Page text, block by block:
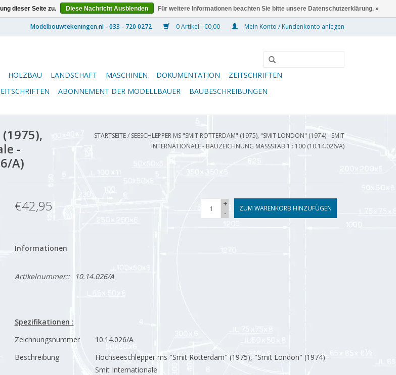
0 Artikel - €0,00 Mein Konto / Kundenkonto anlegen
HOLZBAU LANDSCHAFT MASCHINEN DOKUMENTATION
ZEITSCHRIFTEN
ABONNEMENT DER MODELLBAUER BAUBESCHREIBUNGEN
-
A)
STARTSEITE/ SEESCHLEPPER MS "SMIT ROTTERDAM" (1975), "SMIT LONDON" (1974) - SMIT
INTERNATIONALE - BAUZEICHNUNG MASSSTAB 1 : 100 (10.14.026/A)
€42,95
+
-
ZUM WARENKORB HINZUFÜGEN
Informationen
Artikelnummer:: 10.14.026/A
Spezifikationen :
Zeichnungsnummer
10.14.026/A
Beschreibung
Hochseeschlepper ms "Smit Rotterdam" (1975), "Smit London" (1974) -
Smit Internationale
dieser Seite zu. Diese Nachricht Ausblenden Für weitere Informationen beachten Sie bitte unsere Datenschutzerklärung. »